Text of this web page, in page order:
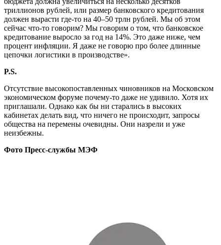
триллионов рублей, или размер банковского кредитования
должен вырасти где-то на 40–50 трлн рублей. Мы об этом
сейчас что-то говорим? Мы говорим о том, что банковское
кредитование выросло за год на 14%. Это даже ниже, чем
процент инфляции. Я даже не говорю про более длинные
цепочки логистики в производстве».
P.S.
Отсутствие высокопоставленных чиновников на Московском
экономическом форуме почему-то даже не удивило. Хотя их
приглашали. Однако как бы ни старались в высоких
кабинетах делать вид, что ничего не происходит, запросы
общества на перемены очевидны. Они назрели и уже
неизбежны.
Фото Пресс-службы МЭФ